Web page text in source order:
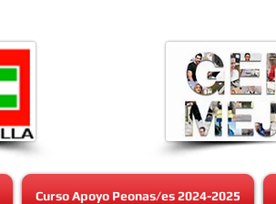
Curso Apoyo Peonas/es 2024-2025